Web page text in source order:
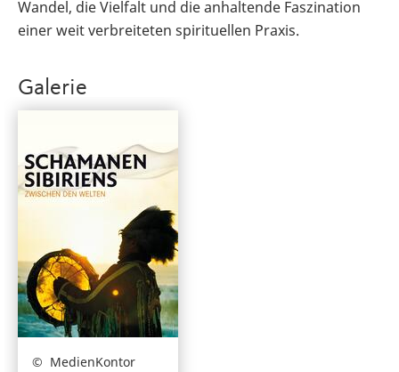
Wandel, die Vielfalt und die anhaltende Faszination
einer weit verbreiteten spirituellen Praxis.
Galerie
MedienKontor